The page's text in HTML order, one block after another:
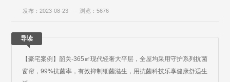
发布：2023-08-23 浏览：5676
导读
【豪宅案例】韶关-365㎡现代轻奢大平层，全屋均采用守护系列抗菌
窗帘，99%抗菌率，有效抑制细菌滋生，用抗菌科技乐享健康舒适生